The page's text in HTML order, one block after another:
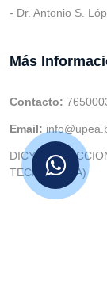
- Dr. Antonio S.
Más
Contacto:
Email:
DICYT
TECNOLOGIA)